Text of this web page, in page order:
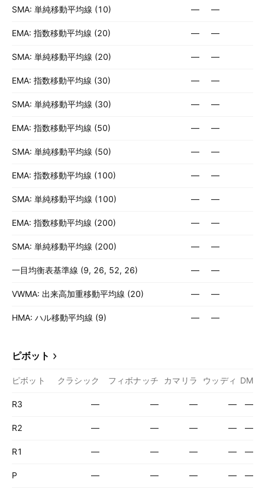
SMA: 単純移動平均線 (10) — —
EMA: 指数移動平均線 (20) — —
SMA: 単純移動平均線 (20) — —
EMA: 指数移動平均線 (30) — —
SMA: 単純移動平均線 (30) — —
EMA: 指数移動平均線 (50) — —
SMA: 単純移動平均線 (50) — —
EMA: 指数移動平均線 (100) — —
SMA: 単純移動平均線 (100) — —
EMA: 指数移動平均線 (200) — —
SMA: 単純移動平均線 (200) — —
一目均衡表基準線 (9, 26, 52, 26) — —
VWMA: 出来高加重移動平均線 (20) — —
HMA: ハル移動平均線 (9) — —
ピボット
ピボット クラシック フィボナッチ カマリラ ウッディ DM
R3 — — — — —
R2 — — — — —
R1 — — — — —
P — — — — —